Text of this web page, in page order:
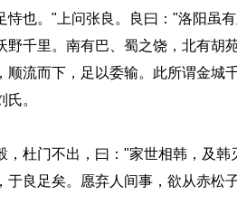
也。"上问张良。良曰："洛阳虽
千里。南有巴、蜀之饶，北有胡
流而下，足以委输。此所谓金城
。
门不出，曰："家世相韩，及韩
于良足矣。愿弃人间事，欲从赤松